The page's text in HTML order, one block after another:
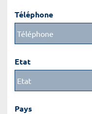
Téléphone
Etat
Pays